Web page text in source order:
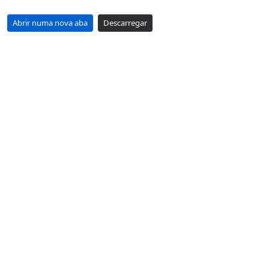
Abrir numa nova aba Descarregar